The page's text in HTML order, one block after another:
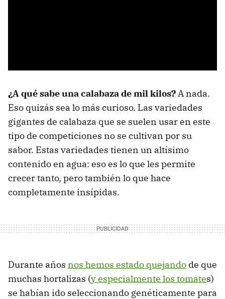
¿A qué sabe una calabaza de mil kilos?A nada.
Eso quizás sea lo más curioso. Las variedades
gigantes de calabaza que se suelen usar en este
tipo de competiciones no se cultivan por su
sabor. Estas variedades tienen un altísimo
contenido en agua: eso es lo que les permite
crecer tanto, pero también lo que hace
completamente insípidas.
Durante años nos hemos estado quejando de que
muchas hortalizas (y especialmente los tomates)
se habían ido seleccionando genéticamente para